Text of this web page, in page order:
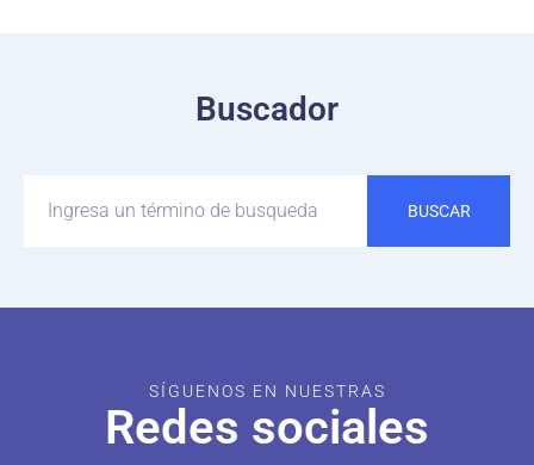
Buscador
BUSCAR
SÍGUENOS EN NUESTRAS
Redes sociales